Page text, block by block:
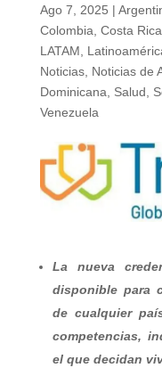
Ago 7, 2025 |
Colombia Costa Rica
LATAM
Noticias, Noticias de
Dominicana
Salud
Venezuela
La nueva
disponible para
de cualquier
competencias,
el que decidan